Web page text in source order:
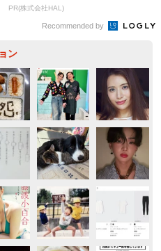
バコ
PR(株式会社HAL)
Recommended by
ン